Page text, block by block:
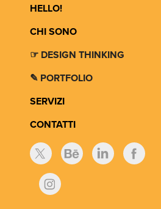
HELLO!
CHI SONO
☞ DESIGN THINKING
✎ PORTFOLIO
SERVIZI
CONTATTI